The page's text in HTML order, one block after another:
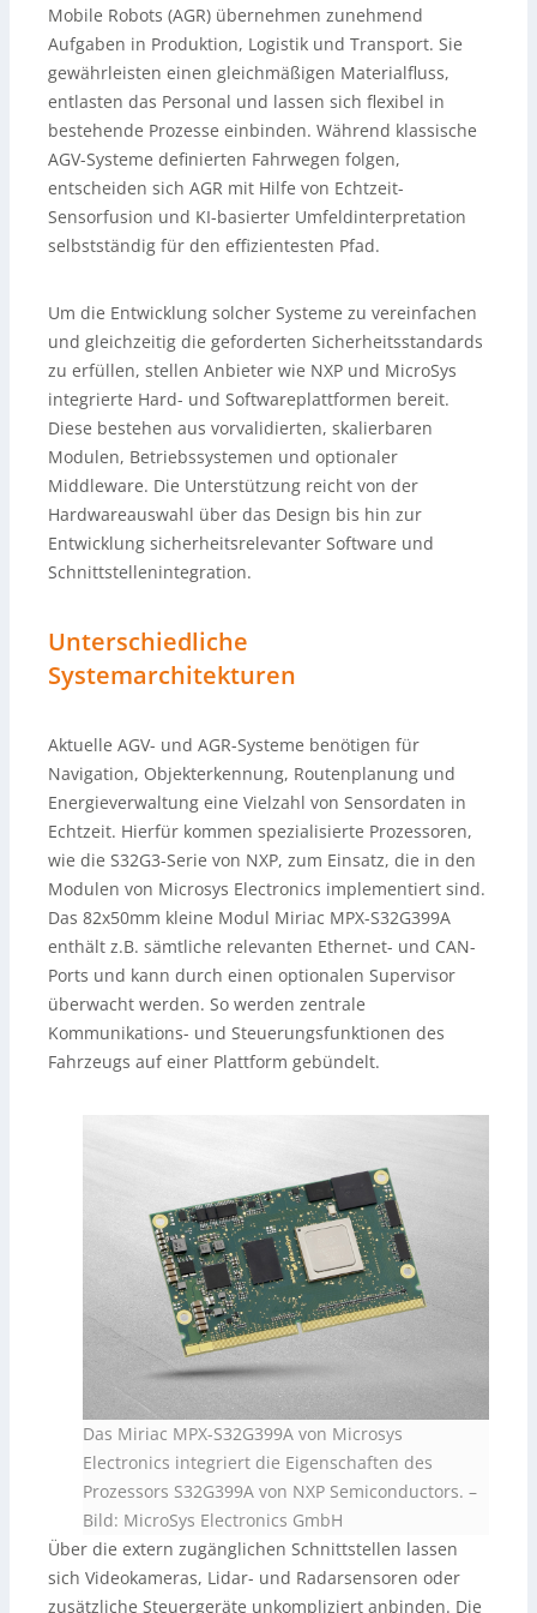
Mobile Robots (AGR) übernehmen zunehmend
Aufgaben in Produktion, Logistik und Transport. Sie
gewährleisten einen gleichmäßigen Materialfluss,
entlasten das Personal und lassen sich flexibel in
bestehende Prozesse einbinden. Während klassische
AGV-Systeme definierten Fahrwegen folgen,
entscheiden sich AGR mit Hilfe von Echtzeit-
Sensorfusion und KI-basierter Umfeldinterpretation
selbstständig für den effizientesten Pfad.
Um die Entwicklung solcher Systeme zu vereinfachen
und gleichzeitig die geforderten Sicherheitsstandards
zu erfüllen, stellen Anbieter wie NXP und MicroSys
integrierte Hard- und Softwareplattformen bereit.
Diese bestehen aus vorvalidierten, skalierbaren
Modulen, Betriebssystemen und optionaler
Middleware. Die Unterstützung reicht von der
Hardwareauswahl über das Design bis hin zur
Entwicklung sicherheitsrelevanter Software und
Schnittstellenintegration.
Unterschiedliche
Systemarchitekturen
Aktuelle AGV- und AGR-Systeme benötigen für
Navigation, Objekterkennung, Routenplanung und
Energieverwaltung eine Vielzahl von Sensordaten in
Echtzeit. Hierfür kommen spezialisierte Prozessoren,
wie die S32G3-Serie von NXP, zum Einsatz, die in den
Modulen von Microsys Electronics implementiert sind.
Das 82x50mm kleine Modul Miriac MPX-S32G399A
enthält z.B. sämtliche relevanten Ethernet- und CAN-
Ports und kann durch einen optionalen Supervisor
überwacht werden. So werden zentrale
Kommunikations- und Steuerungsfunktionen des
Fahrzeugs auf einer Plattform gebündelt.
Das Miriac MPX-S32G399A von Microsys
Electronics integriert die Eigenschaften des
Prozessors S32G399A von NXP Semiconductors. –
Bild: MicroSys Electronics GmbH
Über die extern zugänglichen Schnittstellen lassen
sich Videokameras, Lidar- und Radarsensoren oder
zusätzliche Steuergeräte unkompliziert anbinden. Die